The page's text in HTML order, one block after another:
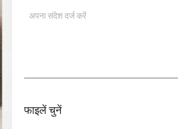
फाइलें चुनें